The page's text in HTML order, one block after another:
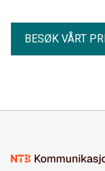
BESØK VÅRT